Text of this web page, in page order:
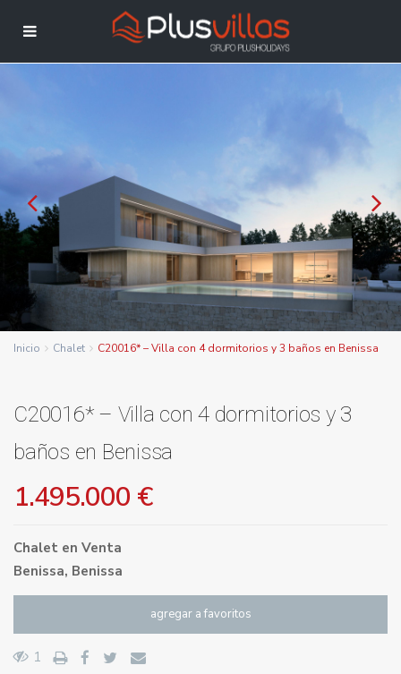
Inicio Chalet C20016* – Villa con 4 dormitorios y 3 baños en Benissa
C20016* – Villa con 4 dormitorios y 3
baños en Benissa
1.495.000 €
Chalet en Venta
Benissa, Benissa
agregar a favoritos
1